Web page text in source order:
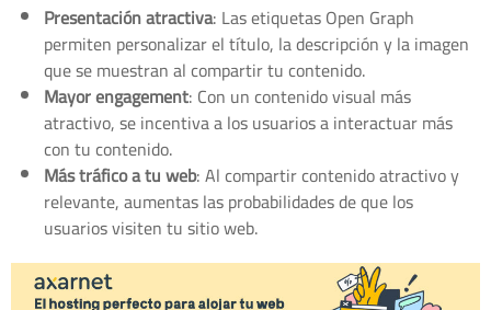
Presentación atractiva: Las etiquetas Open Graph
permiten personalizar el título, la descripción y la imagen
que se muestran al compartir tu contenido.
Mayor engagement: Con un contenido visual más
atractivo, se incentiva a los usuarios a interactuar más
con tu contenido.
Más tráfico a tu web: Al compartir contenido atractivo y
relevante, aumentas las probabilidades de que los
usuarios visiten tu sitio web.